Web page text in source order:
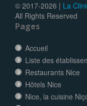
© 2017-2026 | La
All Rights Reserved
Pages
Accueil
Liste des
Restaurants Nice
Hôtels Nice
Nice, la cuisine